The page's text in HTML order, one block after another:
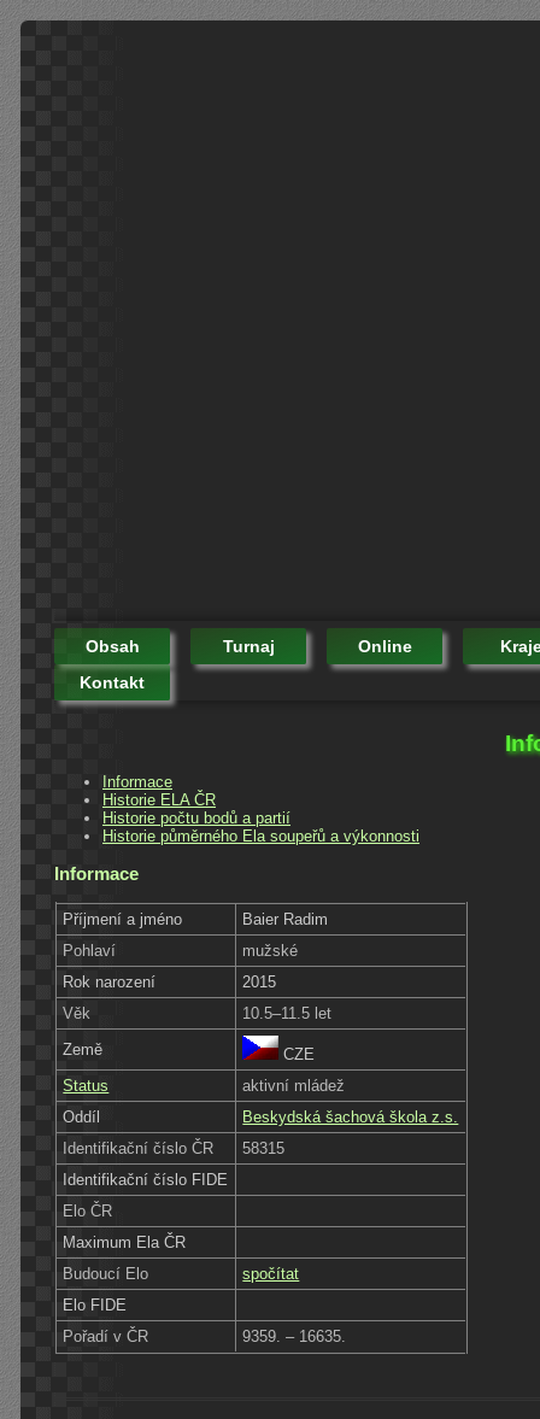
Obsah Turnaj Online
Kontakt
Informace
Historie ELA ČR
Historie počtu bodů a partií
Historie půměrného Ela soupeřů a výkonnosti
Informace
Příjmení a jméno
Baier Radim
Pohlaví
mužské
Rok narození
2015
Věk
10.5–11.5 let
Země
CZE
Status
aktivní mládež
Oddíl
Beskydská šachová škola z.s.
Identifikační číslo ČR
58315
Identifikační číslo FIDE
Elo ČR
Maximum Ela ČR
Budoucí Elo
spočítat
Elo FIDE
Pořadí v ČR
9359. – 16635.